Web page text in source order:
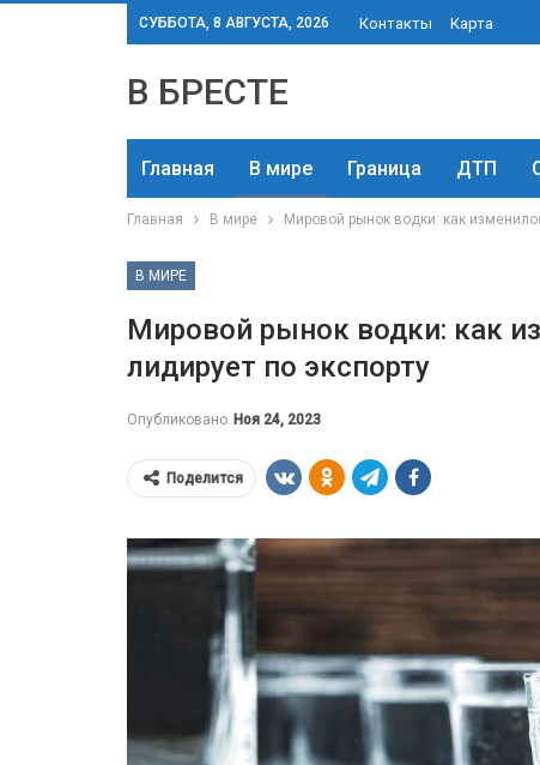
СУББОТА, 8 АВГУСТА, 2026 Контакты Карта
В БРЕСТЕ
Главная В мире Граница ДТП
Главная В мире Мировой рынок водки: как
В МИРЕ
Мировой рынок водки: как
лидирует по экспорту
Опубликовано Ноя 24, 2023
Поделится